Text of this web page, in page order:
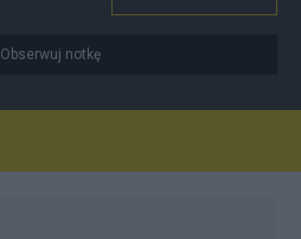
Obserwuj notkę